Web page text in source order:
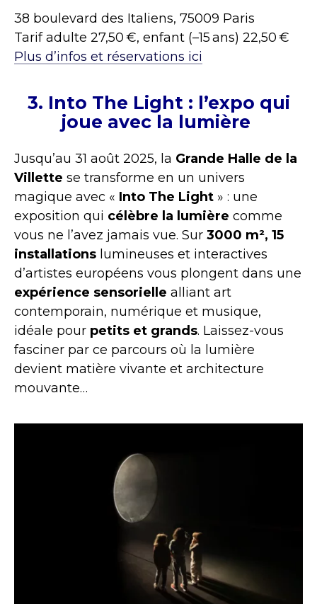
38 boulevard des Italiens, 75009 Paris
Tarif adulte 27,50 €, enfant (–15 ans) 22,50 €
Plus d’infos et réservations ici
3. Into The Light : l’expo qui
joue avec la lumière
Jusqu’au 31 août 2025, la Grande Halle de la
Villette se transforme en un univers
magique avec « Into The Light » : une
exposition qui célèbre la lumière comme
vous ne l’avez jamais vue. Sur 3000 m², 15
installations lumineuses et interactives
d’artistes européens vous plongent dans une
expérience sensorielle alliant art
contemporain, numérique et musique,
idéale pour petits et grands. Laissez-vous
fasciner par ce parcours où la lumière
devient matière vivante et architecture
mouvante…